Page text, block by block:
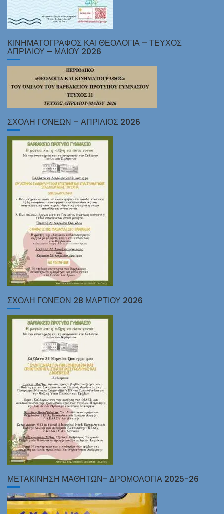
ΚΙΝΗΜΑΤΟΓΡΑΦΟΣ ΚΑΙ ΘΕΟΛΟΓΙΑ – ΤΕΥΧΟΣ
ΑΠΡΙΛΙΟΥ – ΜΑΙΟΥ 2026
ΣΧΟΛΗ ΓΟΝΕΩΝ – ΑΠΡΙΛΙΟΣ 2026
ΣΧΟΛΗ ΓΟΝΕΩΝ 28 ΜΑΡΤΙΟΥ 2026
ΜΕΤΑΚΙΝΗΣΗ ΜΑΘΗΤΩΝ- ΔΡΟΜΟΛΟΓΙΑ 2025-26